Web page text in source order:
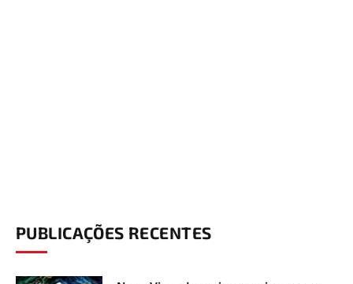
PUBLICAÇÕES RECENTES